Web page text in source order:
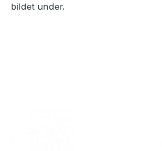
bildet under.